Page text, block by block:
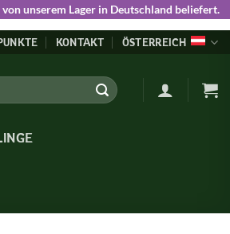
unserem Lager in Deutschland beliefert.
KONTAKT ÖSTERREICH